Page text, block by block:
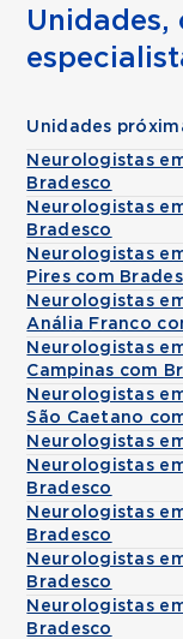
Unidades,
Unidades
Neurologistas
Bradesco
Neurologistas
Bradesco
Neurologistas
Pires com
Neurologistas
Anália Franco
Neurologistas
Campinas com
Neurologistas
São Caetano
Neurologistas
Neurologistas
Bradesco
Neurologistas
Bradesco
Neurologistas
Bradesco
Neurologistas
Bradesco